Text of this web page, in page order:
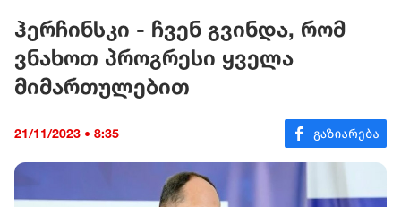
ჰერჩინსკი - ჩვენ გვინდა, რომ
ვნახოთ პროგრესი ყველა
მიმართულებით
21/11/2023 • 8:35